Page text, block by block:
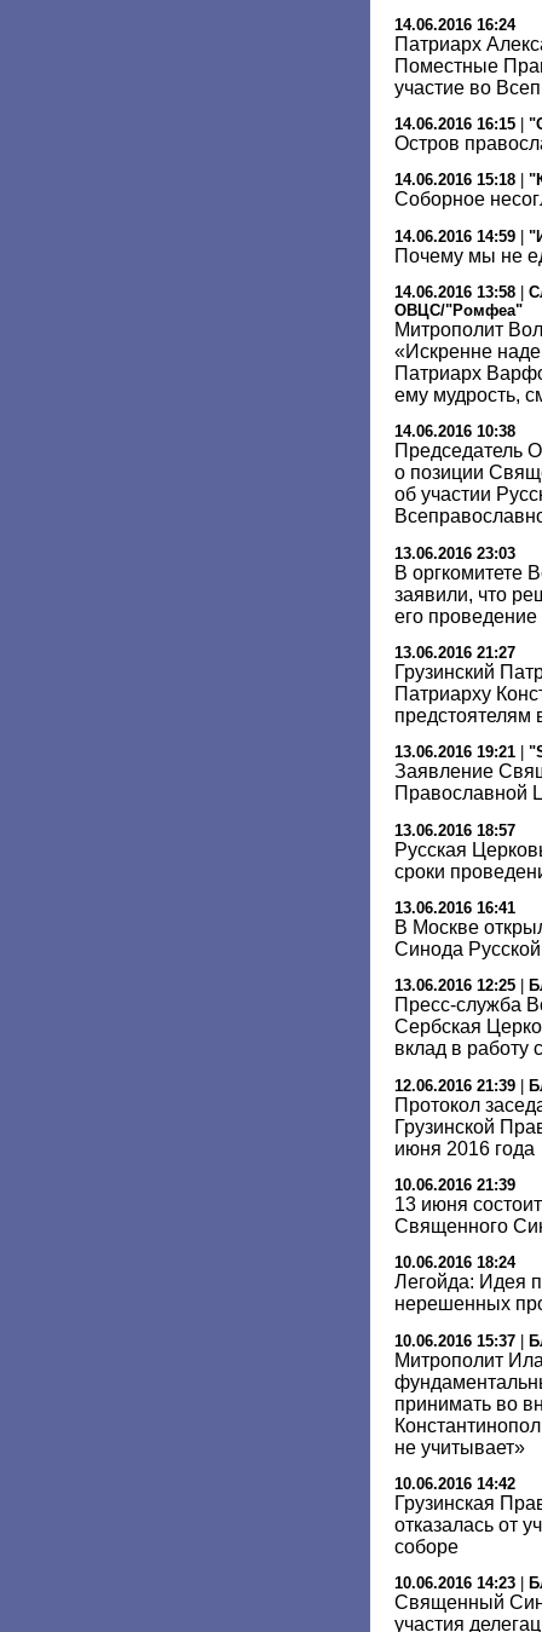
14.06.2016 16:24
Патриарх
Поместные
участие во
14.06.2016 16:15
Остров
14.06.2016 15:18
Соборное
14.06.2016 14:59 |
Почему мы не
14.06.2016 13:58
ОВЦС/"Ромфеа"
Митрополит
«Искренне
Патриарх
ему мудрость,
14.06.2016 10:38
Председатель
о позиции
об участии
13.06.2016 23:03
В оргкомитете
заявили, что
его проведение
13.06.2016 21:27
Грузинский
Патриарху
предстоятелям
13.06.2016 19:21
Заявление
Православной
13.06.2016 18:57
Русская
сроки
13.06.2016 16:41
В Москве
Синода
13.06.2016 12:25
Пресс-служба
Сербская
вклад в работу
12.06.2016 21:39 |
Протокол
Грузинской
июня 2016 года
10.06.2016 21:39
13 июня
Священного
10.06.2016 18:24
Легойда: Идея
нерешенных
10.06.2016 15:37 |
Митрополит
принимать во
не учитывает»
10.06.2016 14:42
Грузинская
отказалась от
соборе
10.06.2016 14:23
Священный
участия